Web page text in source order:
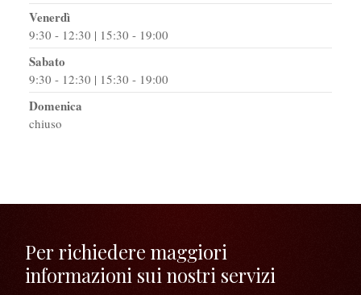
Venerdì
9:30 - 12:30 | 15:30 - 19:00
Sabato
9:30 - 12:30 | 15:30 - 19:00
Domenica
chiuso
Per richiedere maggiori
informazioni sui nostri servizi